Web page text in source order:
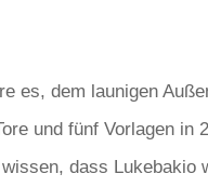
es, dem launigen
und fünf Vorlagen in
dass Lukebakio